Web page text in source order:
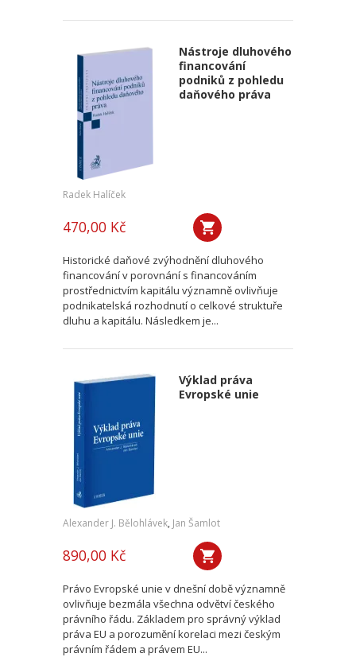
Nástroje dluhového
financování
podniků z pohledu
daňového práva
Radek Halíček
470,00 Kč
Historické daňové zvýhodnění dluhového
financování v porovnání s financováním
prostřednictvím kapitálu významně ovlivňuje
podnikatelská rozhodnutí o celkové struktuře
dluhu a kapitálu. Následkem je...
Výklad práva
Evropské unie
Alexander J. Bělohlávek, Jan Šamlot
890,00 Kč
Právo Evropské unie v dnešní době významně
ovlivňuje bezmála všechna odvětví českého
právního řádu. Základem pro správný výklad
práva EU a porozumění korelaci mezi českým
právním řádem a právem EU...